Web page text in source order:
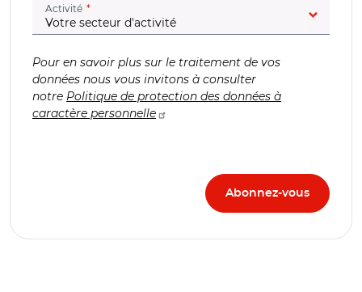
Activité (champ obligatoire)
Pour en savoir plus sur le traitement de vos
données nous vous invitons à consulter
notre Politique de protection des données à
caractère personnelle